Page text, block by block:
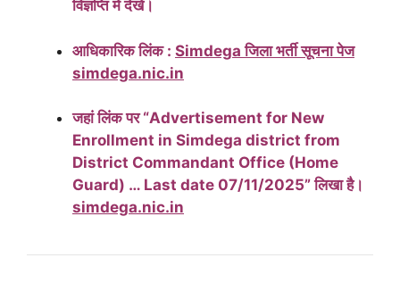
विज्ञप्ति में देखें।
आधिकारिक लिंक : Simdega जिला भर्ती सूचना पेज
simdega.nic.in
जहां लिंक पर “Advertisement for New
Enrollment in Simdega district from
District Commandant Office (Home
Guard) … Last date 07/11/2025” लिखा है।
simdega.nic.in